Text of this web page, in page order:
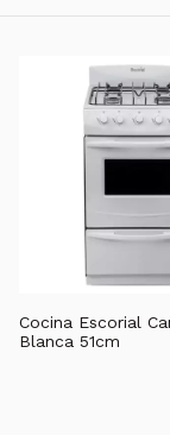
Cocina Escorial
Blanca 51cm